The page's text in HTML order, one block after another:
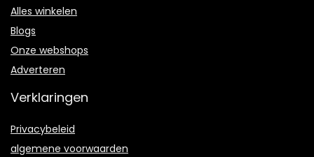
Alles winkelen
Blogs
Onze webshops
Adverteren
Verklaringen
Privacybeleid
algemene voorwaarden